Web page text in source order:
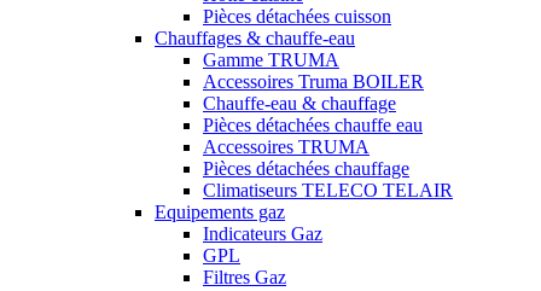
Pièces détachées cuisson
Chauffages & chauffe-eau
Gamme TRUMA
Accessoires Truma BOILER
Chauffe-eau & chauffage
Pièces détachées chauffe eau
Accessoires TRUMA
Pièces détachées chauffage
Climatiseurs TELECO TELAIR
Equipements gaz
Indicateurs Gaz
GPL
Filtres Gaz